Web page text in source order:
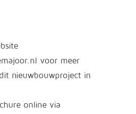
voor meer
nieuwbouwproject in
online via